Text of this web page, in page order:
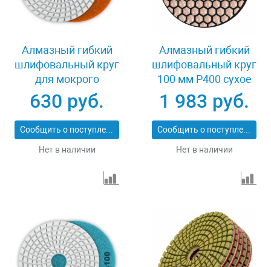
Алмазный гибкий
шлифовальный круг
для мокрого
шлифования 125 мм
Р300 Зубр 29867-300
630 руб.
Сообщить о поступлении
Нет в наличии
Алмазный гибкий
шлифовальный круг
100 мм P400 сухое
шлифование 5 шт
Matrix 73503
1 983 руб.
Сообщить о поступлении
Нет в наличии